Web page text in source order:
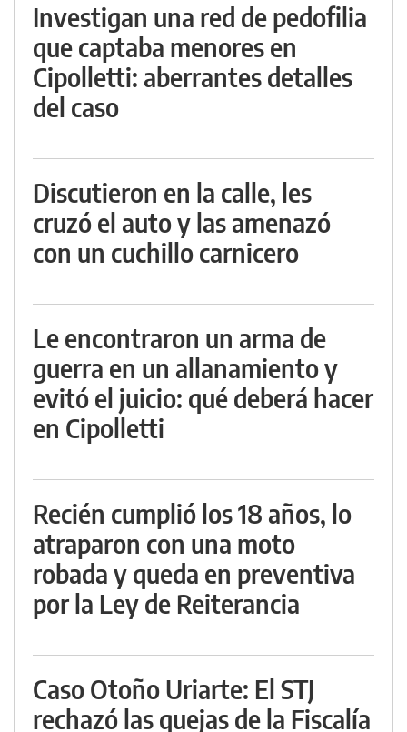
Investigan una red de pedofilia
que captaba menores en
Cipolletti: aberrantes detalles
del caso
Discutieron en la calle, les
cruzó el auto y las amenazó
con un cuchillo carnicero
Le encontraron un arma de
guerra en un allanamiento y
evitó el juicio: qué deberá hacer
en Cipolletti
Recién cumplió los 18 años, lo
atraparon con una moto
robada y queda en preventiva
por la Ley de Reiterancia
Caso Otoño Uriarte: El STJ
rechazó las quejas de la Fiscalía